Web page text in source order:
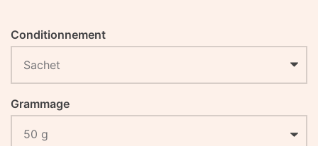
Conditionnement
Grammage